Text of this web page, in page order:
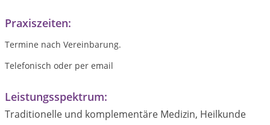
Praxiszeiten:
Termine nach Vereinbarung.
Telefonisch oder per email
Leistungsspektrum:
Traditionelle und komplementäre Medizin, Heilkunde